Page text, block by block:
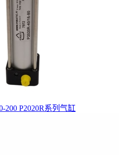
200 P2020R系列气缸